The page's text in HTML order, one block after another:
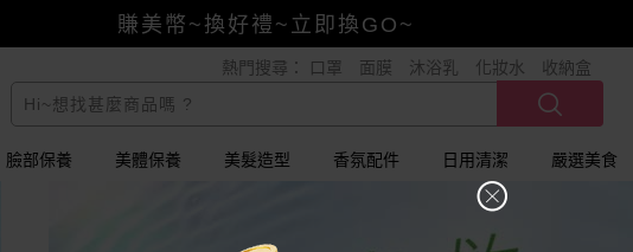
賺美幣~換好禮~立即換GO~
小三美日x全支付~美幣+全點折上折超划算
全館88折爸氣加倍！
熱門搜尋： 口罩 面膜 沐浴乳 化妝水 收納盒
臉部保養 美體保養 美髮造型 香氛配件 日用清潔 嚴選美食